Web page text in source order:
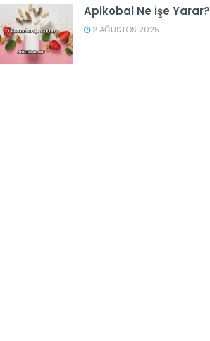
Apikobal Ne İşe Yarar?
2 AĞUSTOS 2025